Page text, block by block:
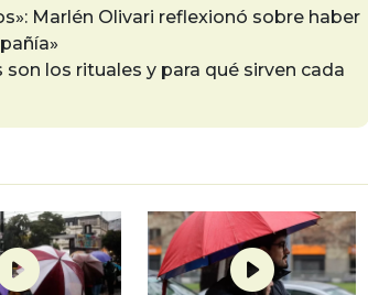
Marlén Olivari reflexionó sobre haber
son los rituales y para qué sirven cada